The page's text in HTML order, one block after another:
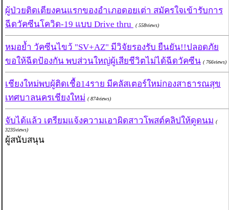
ผู้ป่วยติดเตียงคนแรกของอำเภอดอยเต่า สมัครใจเข้ารับการ
ฉีดวัคซีนโควิด-19 แบบ Drive thru
( 558views)
หมอย้ำ วัคซีนไขว้ "SV+AZ" มีวิจัยรองรับ ยืนยัน!!ปลอดภัย
ขอให้ฉีดป้องกัน พบส่วนใหญ่ผู้เสียชีวิตไม่ได้ฉีดวัคซีน ( 766views)
เชียงใหม่พบผู้ติดเชื้อ14ราย มีคลัสเตอร์ใหม่กองสาธารณสุข
เทศบาลนครเชียงใหม่ ( 874views)
จับได้แล้ว เตรียมแจ้งความเอาผิดสาวโพสต์คลิปให้ดูดนม (
3235views)
ผู้สนับสนุน